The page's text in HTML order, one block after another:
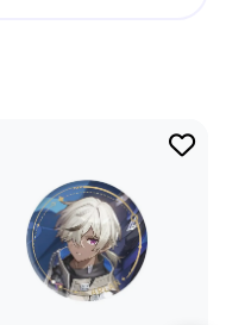
она одна из